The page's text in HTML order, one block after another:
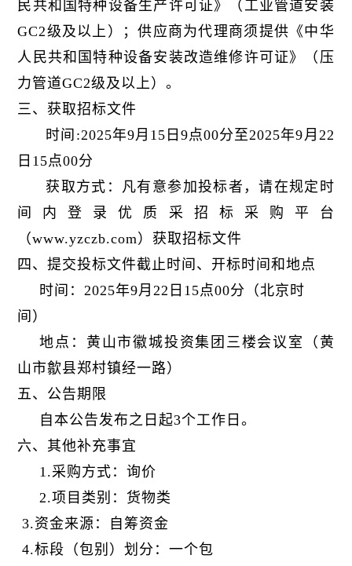
民共和国特种设备生产许可证》（工业管道安装
GC2级及以上）；供应商为代理商须提供《中华
人民共和国特种设备安装改造维修许可证》（压
力管道GC2级及以上）。
三、获取招标文件
时间:2025年9月15日9点00分至2025年9月22
日15点00分
获取方式：凡有意参加投标者，请在规定时
间内登录优质采招标采购平台
（www.yzczb.com）获取招标文件
四、提交投标文件截止时间、开标时间和地点
时间：2025年9月22日15点00分（北京时
间）
地点：黄山市徽城投资集团三楼会议室（黄
山市歙县郑村镇经一路）
五、公告期限
自本公告发布之日起3个工作日。
六、其他补充事宜
1.采购方式：询价
2.项目类别：货物类
3.资金来源：自筹资金
4.标段（包别）划分：一个包